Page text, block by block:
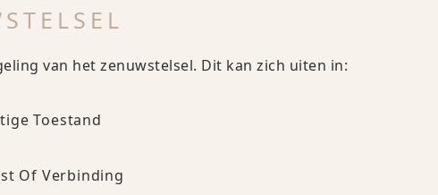
van het zenuwstelsel. Dit kan zich uiten in:
Toestand
Of Verbinding